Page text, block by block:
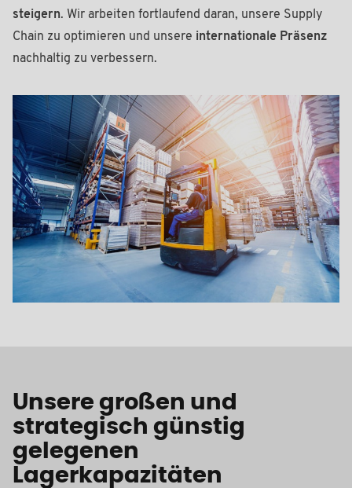
steigern. Wir arbeiten fortlaufend daran, unsere Supply
Chain zu optimieren und unsere internationale Präsenz
nachhaltig zu verbessern.
Unsere großen und
strategisch günstig
gelegenen
Lagerkapazitäten